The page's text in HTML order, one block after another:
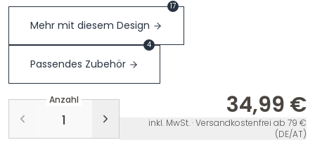
Mehr mit diesem Design
17
Passendes Zubehör
4
Anzahl 34,99 €
inkl. MwSt. · Versandkostenfrei ab 79 €
(DE/AT)